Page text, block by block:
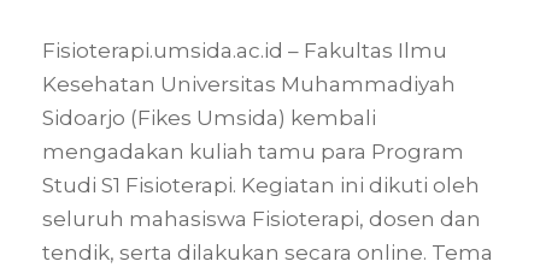
Fisioterapi.umsida.ac.id – Fakultas Ilmu
Kesehatan Universitas Muhammadiyah
Sidoarjo (Fikes Umsida) kembali
mengadakan kuliah tamu para Program
Studi S1 Fisioterapi. Kegiatan ini dikuti oleh
seluruh mahasiswa Fisioterapi, dosen dan
tendik, serta dilakukan secara online. Tema